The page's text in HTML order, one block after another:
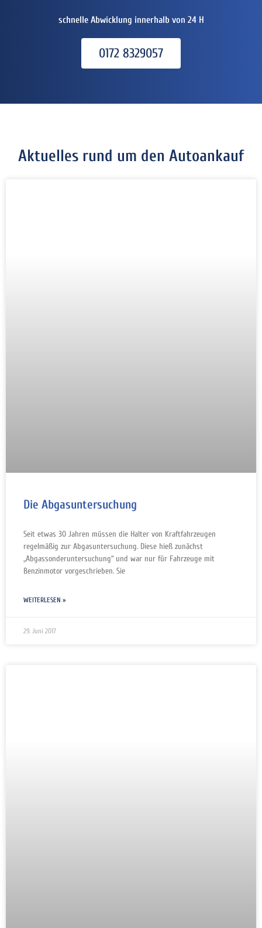
schnelle Abwicklung innerhalb von 24 H
0172 8329057
Aktuelles rund um den Autoankauf
Die Abgasuntersuchung
Seit etwas 30 Jahren müssen die Halter von Kraftfahrzeugen
regelmäßig zur Abgasuntersuchung. Diese hieß zunächst
„Abgassonderuntersuchung“ und war nur für Fahrzeuge mit
Benzinmotor vorgeschrieben. Sie
WEITERLESEN »
29. Juni 2017